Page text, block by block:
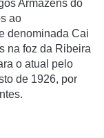
Armazéns do
ao
denominada Cai
na foz da Ribeira
o atual pelo
de 1926, por